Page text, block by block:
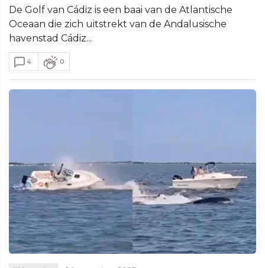
De Golf van Cádiz is een baai van de Atlantische
Oceaan die zich uitstrekt van de Andalusische
havenstad Cádiz...
4 0